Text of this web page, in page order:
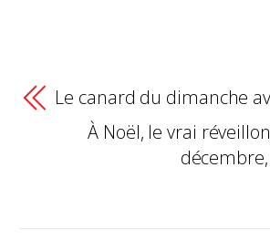
Le canard du dimanche
À Noël, le vrai